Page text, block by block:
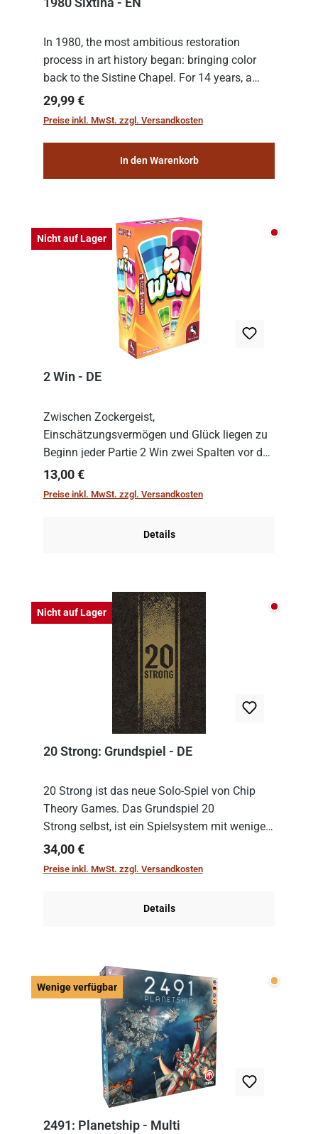
1980 Sixtina - EN
In 1980, the most ambitious restoration
process in art history began: bringing color
back to the Sistine Chapel. For 14 years, a
team of experts from the Vatican undertook
the meticulous job of cleaning and
Regulärer Preis:
29,99 €
Preise inkl. MwSt. zzgl. Versandkosten
In den Warenkorb
Nicht auf Lager Nicht
2 Win - DE
Zwischen Zockergeist,
Einschätzungsvermögen und Glück liegen zu
Beginn jeder Partie 2 Win zwei Spalten vor den
Spielenden aus, die es in die Höhe zu treiben
gilt. Doch das geht natürlich nur, solange man
Regulärer Preis:
13,00 €
Preise inkl. MwSt. zzgl. Versandkosten
Details
Nicht auf Lager Nicht
20 Strong: Grundspiel - DE
20 Strong ist das neue Solo-Spiel von Chip
Theory Games. Das Grundspiel 20
Strong selbst, ist ein Spielsystem mit wenigen,
einfachen Regeln. Um es zu spielen, muss es
immer mit einem Themenset ergänzt werden.
Regulärer Preis:
34,00 €
Preise inkl. MwSt. zzgl. Versandkosten
Details
Wenige verfügbar Wenige
2491: Planetship - Multi